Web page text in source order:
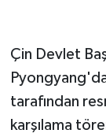
Çin Devlet
tarafından
karşılama